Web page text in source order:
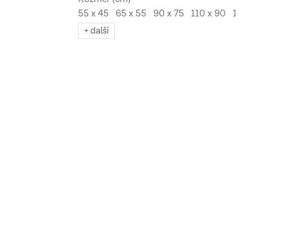
55 x 45 65 x 55 90 x 75 110 x 90 130 x 110
+ další